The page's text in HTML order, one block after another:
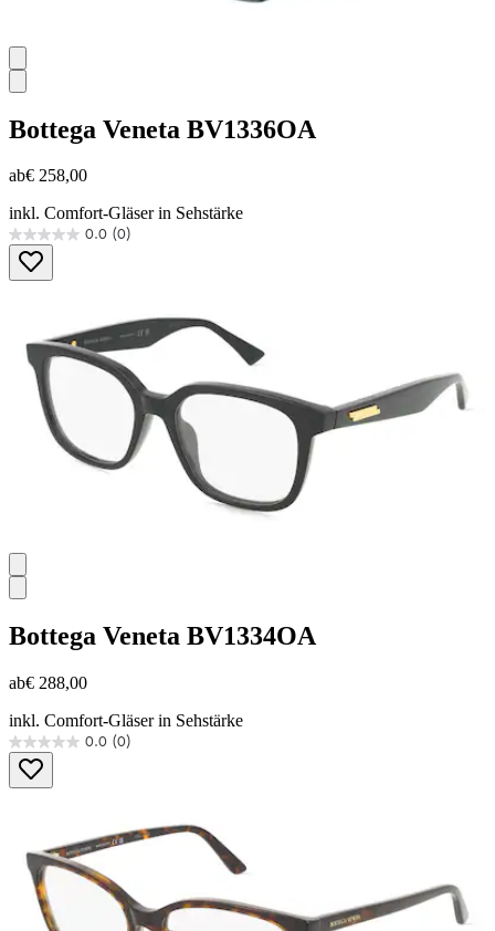
Bottega Veneta BV1336OA
ab€ 258,00
inkl. Comfort-Gläser in Sehstärke
0.0 (0)
0.0
von
5
Bottega Veneta BV1334OA
ab€ 288,00
inkl. Comfort-Gläser in Sehstärke
0.0 (0)
0.0
von
5